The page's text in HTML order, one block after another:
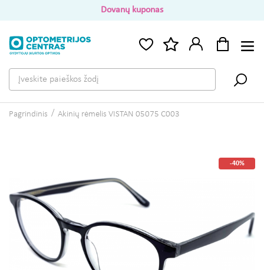
Dovanų kuponas
Pagrindinis Akinių rėmelis VISTAN 05075 C003
-40%